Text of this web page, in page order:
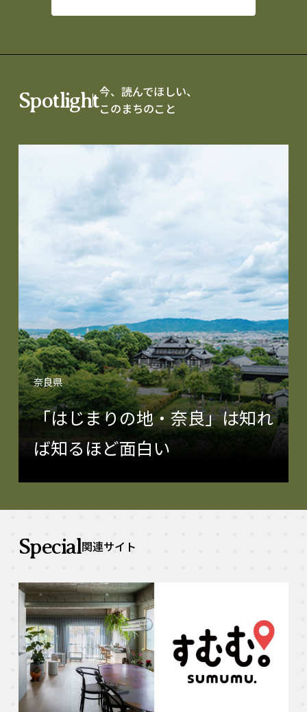
Spotlight今、読んでほしい、
このまちのこと
奈良県
「はじまりの地・奈良」は知れ
ば知るほど面白い
Special関連サイト